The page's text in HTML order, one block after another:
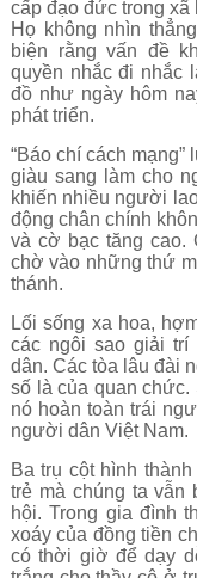
cấp đạo đức trong xã
Họ không nhìn
biện rằng vấn đề
quyền nhắc đi nhắc
đồ như ngày hôm
phát triển.
“Báo chí cách
giàu sang làm cho
khiến nhiều người
động chân chính
và cờ bạc tăng cao.
chờ vào những thứ
thánh.
Lối sống xa hoa,
các ngôi sao giải
dân. Các tòa lâu đài
số là của quan
nó hoàn toàn trái
người dân Việt Nam.
Ba trụ cột hình
trẻ mà chúng ta
hội. Trong gia đình
xoáy của đồng tiền
có thời giờ để dạy